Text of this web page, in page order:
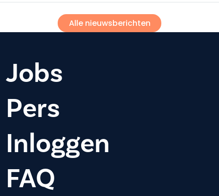
Alle nieuwsberichten
Jobs
Pers
Inloggen
FAQ